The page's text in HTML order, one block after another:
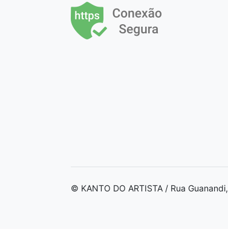
© KANTO DO ARTISTA / Rua